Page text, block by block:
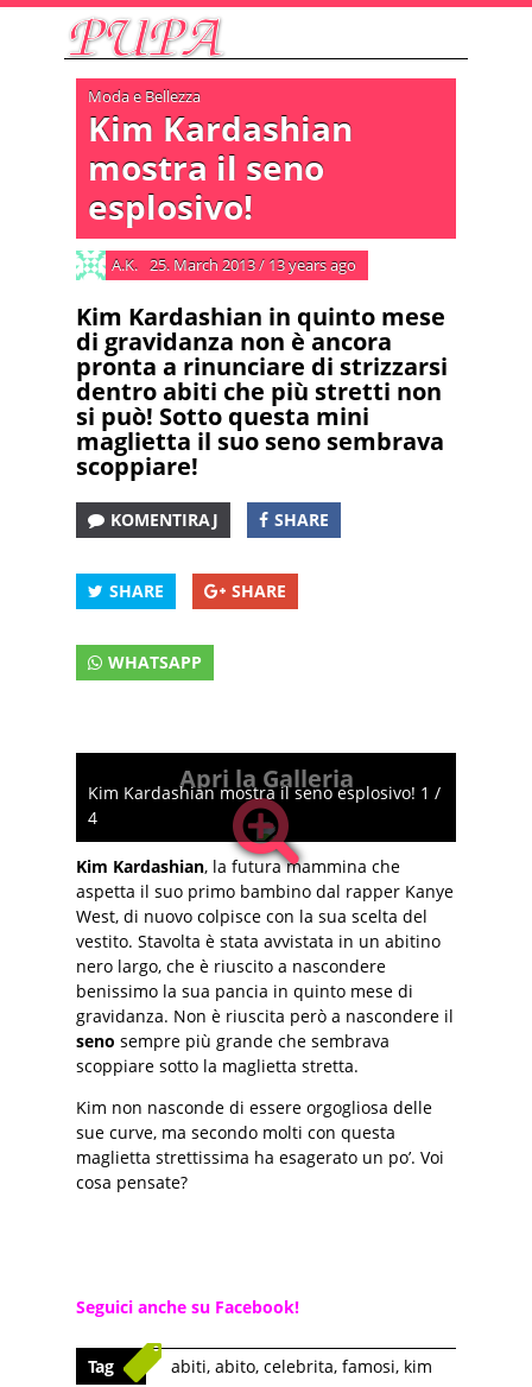
Moda e Bellezza
Kim Kardashian
mostra il seno
esplosivo!
A.K. 25. March 2013/ 13 years ago
Kim Kardashian in quinto mese
di gravidanza non è ancora
pronta a rinunciare di strizzarsi
dentro abiti che più stretti non
si può! Sotto questa mini
maglietta il suo seno sembrava
scoppiare!
KOMENTIRAJ SHARE
SHARE SHARE
WHATSAPP
Apri la Galleria
Kim Kardashian mostra il seno esplosivo! 1 /
4
Kim Kardashian, la futura mammina che
aspetta il suo primo bambino dal rapper Kanye
West, di nuovo colpisce con la sua scelta del
vestito. Stavolta è stata avvistata in un abitino
nero largo, che è riuscito a nascondere
benissimo la sua pancia in quinto mese di
gravidanza. Non è riuscita però a nascondere il
seno sempre più grande che sembrava
scoppiare sotto la maglietta stretta.
Kim non nasconde di essere orgogliosa delle
sue curve, ma secondo molti con questa
maglietta strettissima ha esagerato un po’. Voi
cosa pensate?
Seguici anche su Facebook!
Tag abiti, abito, celebrita, famosi, kim